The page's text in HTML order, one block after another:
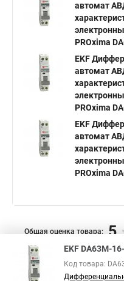
автомат
PROxima
EKF
автомат
PROxima
EKF
автомат
PROxima
Написать отзыв
Общая оценка товара: 5
EKF DA63M-
Код товара: